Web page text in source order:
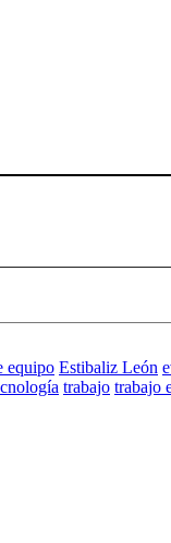
equipo Estibaliz León
trabajo trabajo